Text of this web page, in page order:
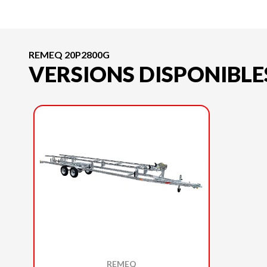
REMEQ 20P2800G
VERSIONS
REMEQ